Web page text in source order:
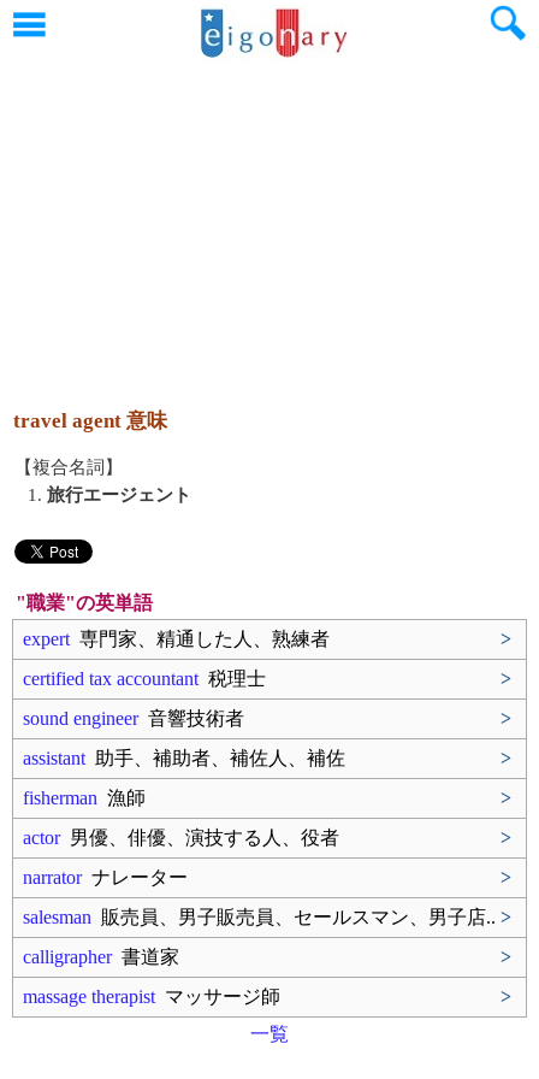
travel agent 意味
【複合名詞】
1. 旅行エージェント
"職業"の英単語
expert 専門家、精通した人、熟練者
>
certified tax accountant 税理士
>
sound engineer音響技術者
>
assistant 助手、補助者、補佐人、補佐
>
fisherman 漁師
>
actor男優、俳優、演技する人、役者
>
narratorナレーター
>
salesman 販売員、男子販売員、セールスマン、男子店.. >
calligrapher書道家
>
massage therapist マッサージ師
>
一覧